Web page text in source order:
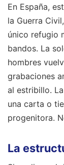
En España,
la Guerra
único refugio
bandos. La
hombres
grabaciones
al estribillo.
una carta o
progenitora.
La